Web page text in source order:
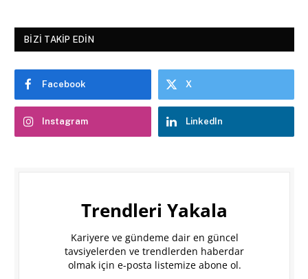
BIZI TAKIP EDIN
Facebook X
Instagram LinkedIn
Trendleri Yakala
Kariyere ve gündeme dair en güncel
tavsiyelerden ve trendlerden haberdar
olmak için e-posta listemize abone ol.